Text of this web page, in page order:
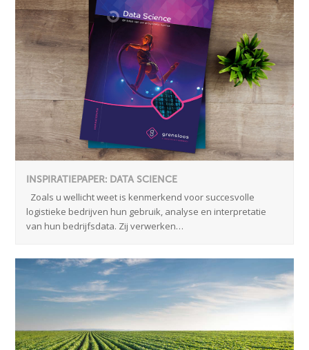
INSPIRATIEPAPER: DATA SCIENCE
Zoals u wellicht weet is kenmerkend voor succesvolle
logistieke bedrijven hun gebruik, analyse en interpretatie
van hun bedrijfsdata. Zij verwerken…